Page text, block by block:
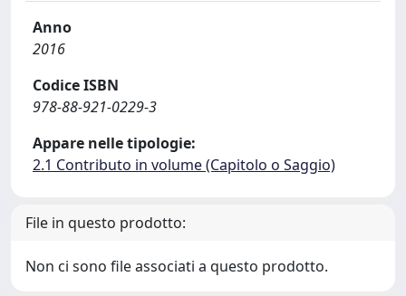
Anno
2016
Codice ISBN
978-88-921-0229-3
Appare nelle tipologie:
2.1 Contributo in volume (Capitolo o Saggio)
File in questo prodotto:
Non ci sono file associati a questo prodotto.